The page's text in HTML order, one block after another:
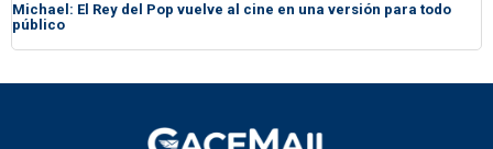
Michael: El Rey del Pop vuelve al cine en una versión para todo
público